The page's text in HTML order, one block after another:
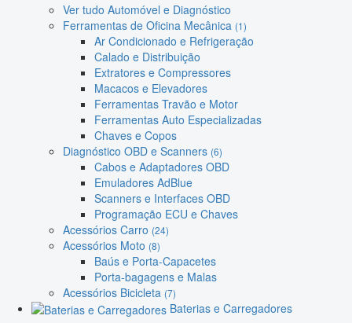
Ver tudo Automóvel e Diagnóstico
Ferramentas de Oficina Mecânica (1)
Ar Condicionado e Refrigeração
Calado e Distribuição
Extratores e Compressores
Macacos e Elevadores
Ferramentas Travão e Motor
Ferramentas Auto Especializadas
Chaves e Copos
Diagnóstico OBD e Scanners (6)
Cabos e Adaptadores OBD
Emuladores AdBlue
Scanners e Interfaces OBD
Programação ECU e Chaves
Acessórios Carro (24)
Acessórios Moto (8)
Baús e Porta-Capacetes
Porta-bagagens e Malas
Acessórios Bicicleta (7)
Baterias e Carregadores